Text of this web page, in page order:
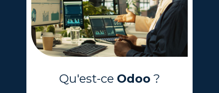
Qu'est-ce Odoo ?